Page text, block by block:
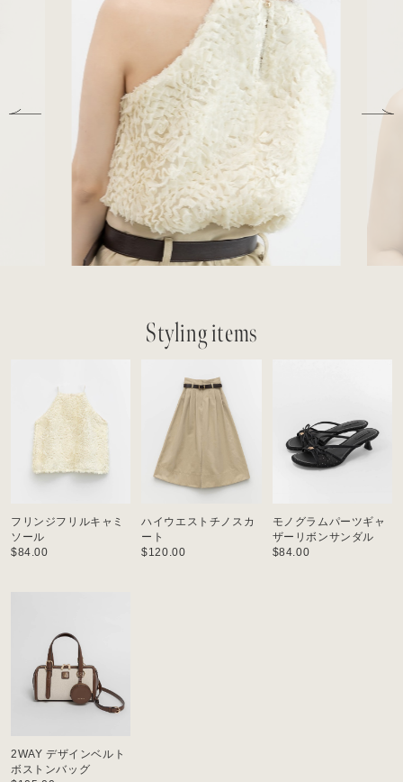
Styling items
フリンジフリルキャミ
ソール
$‌84.00
ハイウエストチノスカ
ート
$‌120.00
モノグラムパーツギャ
ザーリボンサンダル
$‌84.00
2WAY デザインベルト
ボストンバッグ